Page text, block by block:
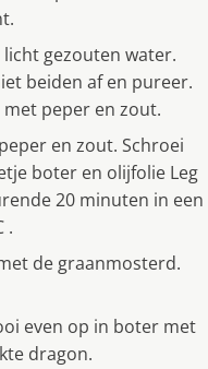
gezouten water.
beiden af en pureer.
peper en zout.
en zout. Schroei
boter en olijfolie Leg
20 minuten in een
.
de graanmosterd.
even op in boter met
dragon.